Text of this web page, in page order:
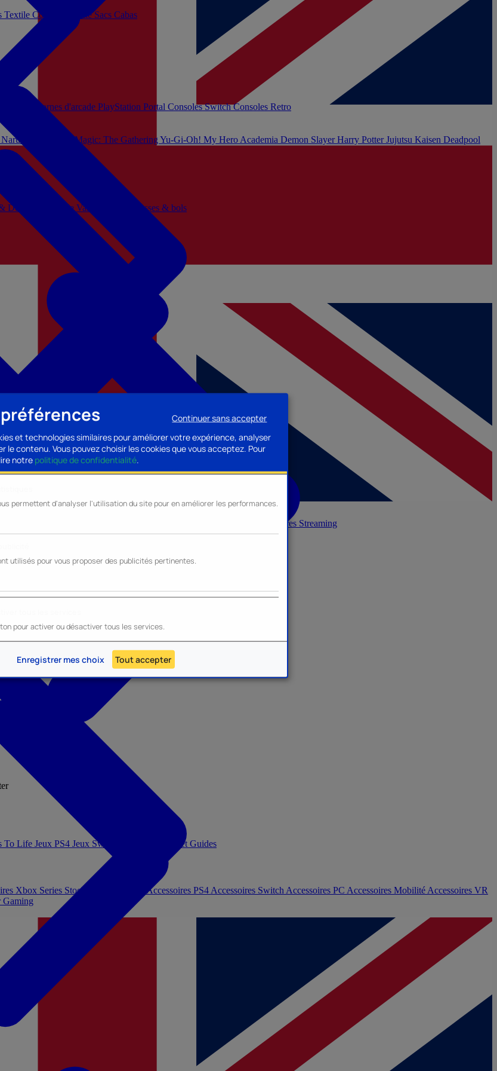
et technologies similaires pour améliorer votre expérience, analyser
le contenu. Vous pouvez choisir les cookies que vous acceptez. Pour
notre politique de confidentialité.
permettent d'analyser l'utilisation du site pour en améliorer les performances.
utilisés pour vous proposer des publicités pertinentes.
pour activer ou désactiver tous les services.
Continuer sans accepter
Enregistrer mes choix Tout accepter
Décoration ModeVaisselle Mugs, tasses & bols
Inc.
Series Bornes d'arcade PlayStation Portal Consoles SwitchConsoles Retro
To Life Jeux PS4 Jeux Switch Livres et Guides
Xbox Series Stockage et Mémoire Accessoires PS4 Accessoires Switch Accessoires PC Accessoires Mobilité Accessoires VR
Textile Cosplay BeautéSacs Cabas
CerdaMighty Jaxx
Accessoires Streaming
Naruto Hello KittyMagic: The Gathering Yu-Gi-Oh! My Hero Academia Demon SlayerHarry PotterJujutsu Kaisen Deadpool